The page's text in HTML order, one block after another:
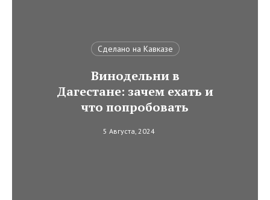
Сделано на Кавказе
Винодельни в
Дагестане: зачем ехать и
что попробовать
5 Августа, 2024